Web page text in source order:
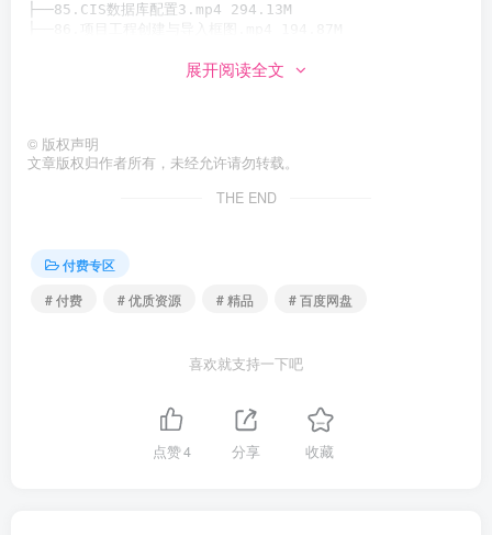
├──85.CIS数据库配置3.mp4 294.13M
├──88.Cadence原理图库的设计.mp4 713.05M
├──91.Z7045板卡监控单元设计2.mp4 299.35M
├──92.Z7045板卡监控单元设计3.mp4 738.19M
├──94.Z7045板卡接口单元设计.mp4 229.50M
├──97.板卡FPGA内核电源设计1.mp4 380.92M
└──99.板卡FPGA内核电源设计3.mp4 576.31M
抓紧一起加入shaocun资源站吧！
展开阅读全文
© 版权声明
文章版权归作者所有，未经允许请勿转载。
THE END
付费专区
# 付费
# 优质资源 # 精品 # 百度网盘
喜欢就支持一下吧
点赞4 分享 收藏